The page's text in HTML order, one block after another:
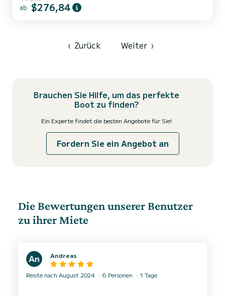
der Kreuzfahrt bis zu 8 Passagiere unterbringen und die 3 Kabinen
ab $276,84
‹ Zurück Weiter ›
Brauchen Sie Hilfe, um das perfekte
Boot zu finden?
Ein Experte findet die besten Angebote für Sie!
Fordern Sie ein Angebot an
Die Bewertungen unserer Benutzer
zu ihrer Miete
Andreas
Reiste nach August 2024 6 Personen 1 Tage